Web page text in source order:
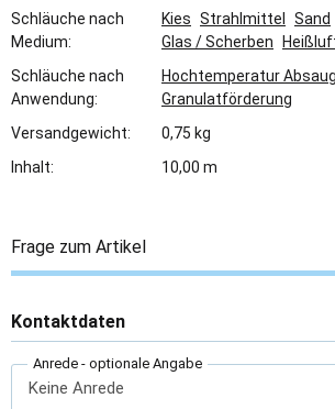
Schläuche nach
Medium:
Kies Strahlmittel Sand
Glas / Scherben
Schläuche nach
Anwendung:
Hochtemperatur
Granulatförderung
Versandgewicht:
0,75 kg
Inhalt:
10,00 m
Frage zum Artikel
Kontaktdaten
Anrede - optionale Angabe